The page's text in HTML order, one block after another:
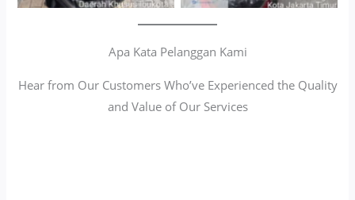
Apa Kata Pelanggan Kami
Hear from Our Customers Who’ve Experienced the Quality
and Value of Our Services